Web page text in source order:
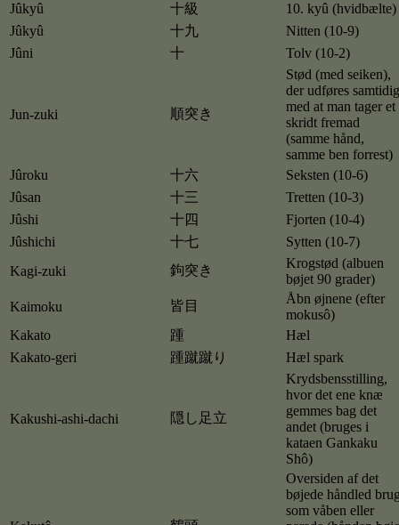
Jûkyû
十級
10. kyû (hvidbælte)
Jûkyû
十九
Nitten (10-9)
Jûni
十 Tolv (10-2)
Jun-zuki 順突き
Stød (med seiken),
der udføres samtidig
med at man tager et
skridt fremad
(samme hånd,
samme ben forrest)
Jûroku
十六
Seksten (10-6)
Jûsan
十三
Tretten (10-3)
Jûshi
十四
Fjorten (10-4)
Jûshichi
十七
Sytten (10-7)
Kagi-zuki
鉤突き
Krogstød (albuen
bøjet 90 grader)
Kaimoku
皆目
Åbn øjnene (efter
mokusô)
Kakato
踵
Hæl
Kakato-geri
踵蹴蹴り Hæl spark
Kakushi-ashi-dachi 隠し足立
Krydsbensstilling,
hvor det ene knæ
gemmes bag det
andet (bruges i
kataen Gankaku
Shô)
Oversiden af det
bøjede håndled
som våben eller